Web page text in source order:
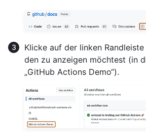
Klicke auf der linken
den zu anzeigen möchtest (in
„GitHub Actions Demo“).